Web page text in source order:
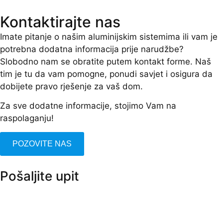
Kontaktirajte nas
Imate pitanje o našim aluminijskim sistemima ili vam je
potrebna dodatna informacija prije narudžbe?
Slobodno nam se obratite putem kontakt forme. Naš
tim je tu da vam pomogne, ponudi savjet i osigura da
dobijete pravo rješenje za vaš dom.
Za sve dodatne informacije, stojimo Vam na
raspolaganju!
POZOVITE NAS
Pošaljite upit